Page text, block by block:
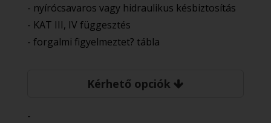
- nyírócsavaros vagy hidraulikus késbiztosítás
- KAT III, IV függesztés
- forgalmi figyelmeztet? tábla
Kérhető opciók
-